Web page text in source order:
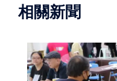
相關新聞